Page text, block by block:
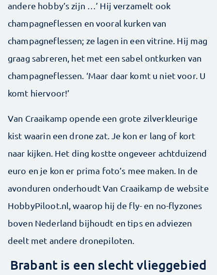
andere hobby’s zijn …’ Hij ­verzamelt ook
champagneflessen en vooral kurken van
champagneflessen; ze lagen in een vitrine. Hij mag
graag sabreren, het met een sabel ontkurken van
champagneflessen. ‘Maar daar komt u niet voor. U
komt hiervoor!’
Van Craaikamp opende een grote zilverkleurige
kist waarin een drone zat. Je kon er lang of kort
naar kijken. Het ding kostte ongeveer achtduizend
euro en je kon er prima foto’s mee maken. In de
avonduren onderhoudt Van Craaikamp de website
Hobby­Piloot.nl, waarop hij de fly- en no-flyzones
boven Nederland ­bijhoudt en tips en adviezen
deelt met andere dronepiloten.
Brabant is een slecht vlieggebied